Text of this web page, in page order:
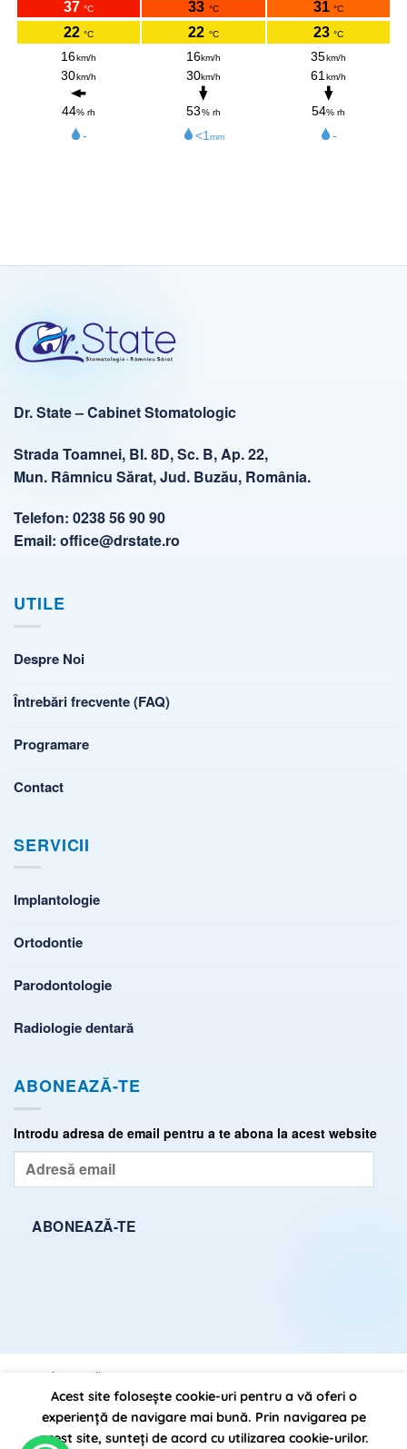
Dr. State – Cabinet Stomatologic
Strada Toamnei, Bl. 8D, Sc. B, Ap. 22,
Mun. Râmnicu Sărat, Jud. Buzău, România.
Telefon: 0238 56 90 90
Email: office@drstate.ro
UTILE
Despre Noi
Întrebări frecvente (FAQ)
Programare
Contact
SERVICII
Implantologie
Ortodontie
Parodontologie
Radiologie dentară
ABONEAZĂ-TE
Introdu adresa de email pentru a te abona la acest website
Adresă
email
ABONEAZĂ-TE
POLITICĂ DE CONFIDENȚIALITATE
SITEMAP
DrState.ro, propulsat pe anul 2026 ©
Acest site folosește cookie-uri pentru a vă oferi o
experiență de navigare mai bună. Prin navigarea pe
acest site, sunteți de acord cu utilizarea cookie-urilor.